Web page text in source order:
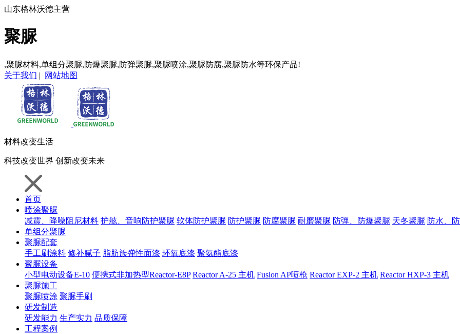
山东格林沃德主营
聚脲
,聚脲材料,单组分聚脲,防爆聚脲,防弹聚脲,聚脲喷涂,聚脲防腐,聚脲防水等环保产品!
关于我们 | 网站地图
材料改变生活
科技改变世界 创新改变未来
首页
喷涂聚脲
减震、降噪阻尼材料 护舷、音响防护聚脲 软体防护聚脲 防护聚脲 防腐聚脲 耐磨聚脲 防弹、防爆聚脲 天冬聚脲 防水、
单组分聚脲
聚脲配套
手工刷涂料 修补腻子 脂肪族弹性面漆 环氧底漆 聚氨酯底漆
聚脲设备
小型电动设备E-10 便携式非加热型Reactor-E8P Reactor A-25 主机 Fusion AP喷枪 Reactor EXP-2 主机 Reactor HXP-3 主机
聚脲施工
聚脲喷涂 聚脲手刷
研发制造
研发能力 生产实力 品质保障
工程案例